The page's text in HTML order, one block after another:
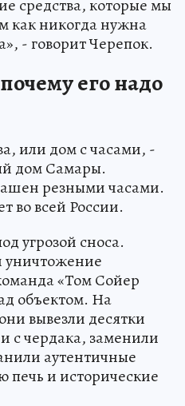
средства, которые мы
как никогда нужна
- говорит Черепок.
его надо
или дом с часами, -
дом Самары.
резными часами.
во всей России.
угрозой сноса.
уничтожение
«Том Сойер
объектом. На
вывезли десятки
с чердака, заменили
аутентичные
печь и исторические